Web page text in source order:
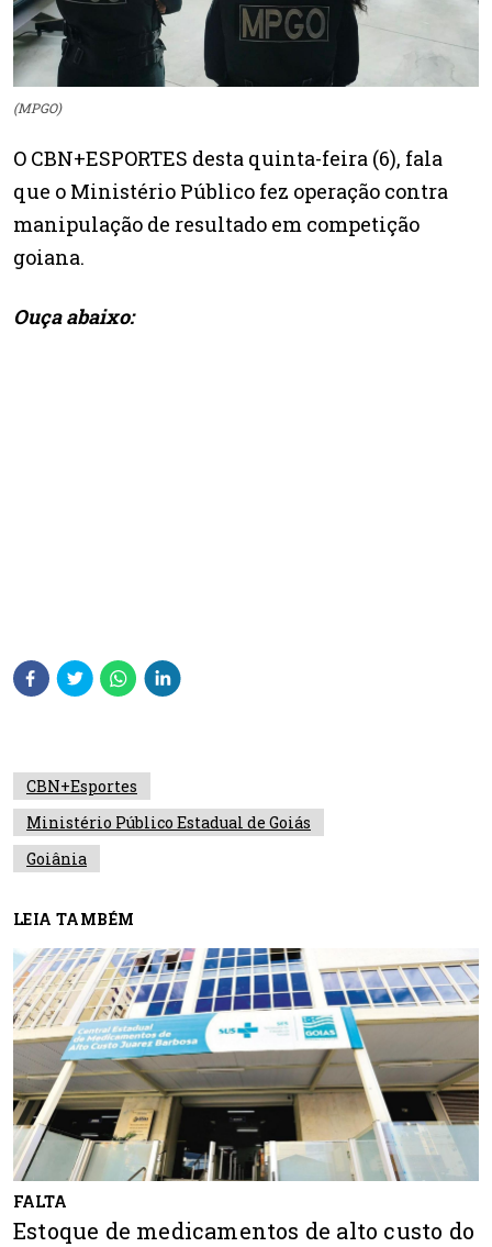
(MPGO)
O CBN+ESPORTES desta quinta-feira (6), fala
que o Ministério Público fez operação contra
manipulação de resultado em competição
goiana.
Ouça abaixo:
CBN+Esportes
Ministério Público Estadual de Goiás
Goiânia
LEIA TAMBÉM
FALTA
Estoque de medicamentos de alto custo do